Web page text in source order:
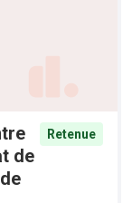
de
Retenue